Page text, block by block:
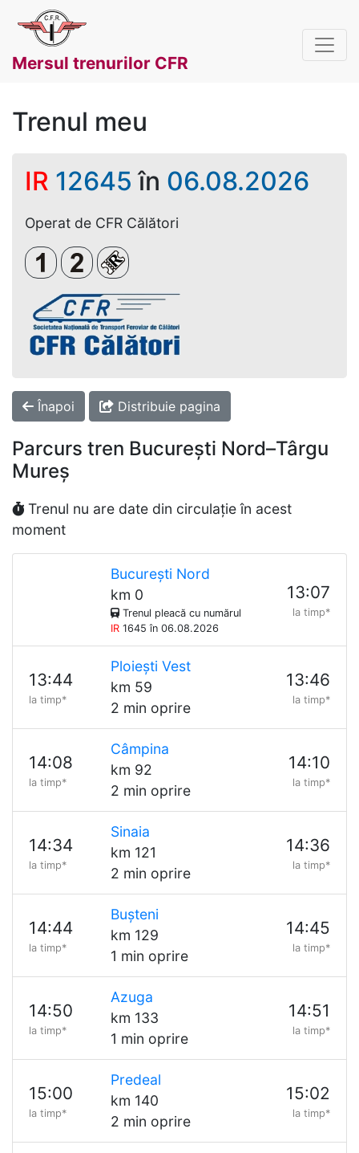
Mersul trenurilor CFR
Trenul meu
IR 12645 în 06.08.2026
Operat de CFR Călători
Clasa 1Clasa a 2-aLoc rezervat (biletul se emite
Înapoi Distribuie pagina
Parcurs tren București Nord–Târgu
Mureș
Trenul nu are date din circulație în acest
moment
București Nord
km 0
Trenul pleacă cu numărul
IR1645 în 06.08.2026
13:07
la timp*
13:44
la timp*
Ploiești Vest
km 59
2 min oprire
13:46
la timp*
14:08
la timp*
Câmpina
km 92
2 min oprire
14:10
la timp*
14:34
la timp*
Sinaia
km 121
2 min oprire
14:36
la timp*
14:44
la timp*
Bușteni
km 129
1 min oprire
14:45
la timp*
14:50
la timp*
Azuga
km 133
1 min oprire
14:51
la timp*
15:00
la timp*
Predeal
km 140
2 min oprire
15:02
la timp*